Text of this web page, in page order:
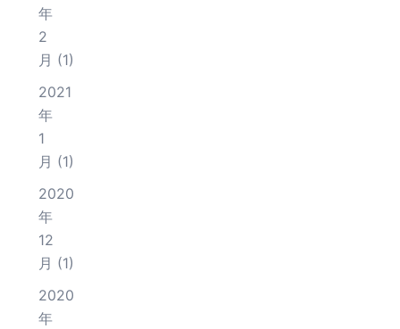
年
2
月 (1)
2021
年
1
月 (1)
2020
年
12
月 (1)
2020
年